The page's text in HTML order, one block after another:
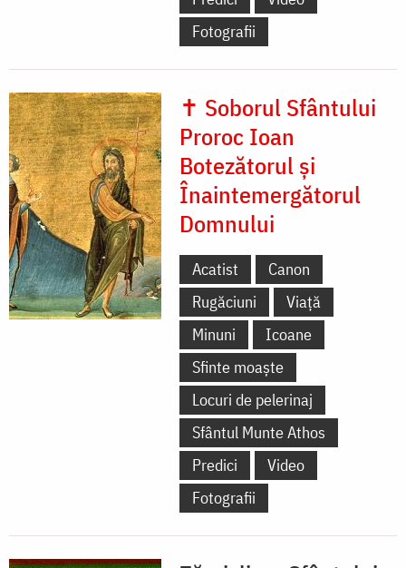
Fotografii
✝ Soborul Sfântului
Proroc Ioan
Botezătorul și
Înaintemergătorul
Domnului
Acatist
Canon
Rugăciuni
Viață
Minuni
Icoane
Sfinte moaște
Locuri de pelerinaj
Sfântul Munte Athos
Predici
Video
Fotografii